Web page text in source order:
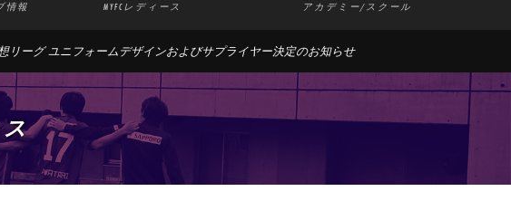
情報 MYFCレディース アカデミー/スクール
リーグ ユニフォームデザインおよびサプライヤー決定のお知らせ